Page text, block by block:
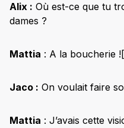
Alix : Où est-ce que tu
dames ?
Mattia : A la boucherie
Jaco : On voulait faire
Mattia : J’avais cette